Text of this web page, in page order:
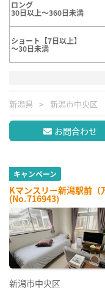
ロング
30日以上～360日未満
ショート【7日以上】
～30日未満
新潟県 新潟市中央区
お問合わせ
キャンペーン
Kマンスリー新潟駅前（
(No.716943)
新潟市中央区